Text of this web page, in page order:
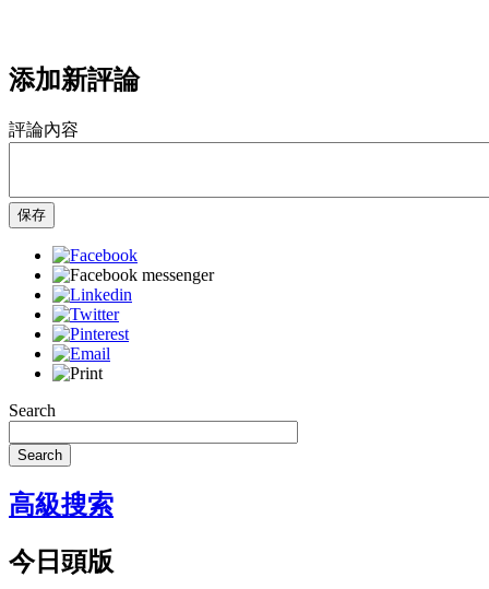
添加新評論
評論內容
保存
Search
Search
高級搜索
今日頭版